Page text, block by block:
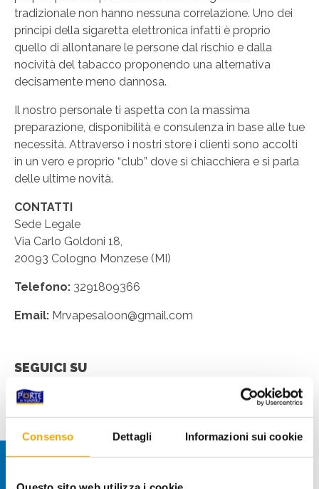
Consenso Dettagli Informazioni sui cookie
tradizionale non hanno nessuna correlazione. Uno dei
principi della sigaretta elettronica infatti è proprio
quello di allontanare le persone dal rischio e dalla
nocività del tabacco proponendo una alternativa
decisamente meno dannosa.
Il nostro personale ti aspetta con la massima
preparazione, disponibilità e consulenza in base alle tue
necessità. Attraverso i nostri store i clienti sono accolti
in un vero e proprio “club” dove si chiacchiera e si parla
delle ultime novità.
CONTATTI
Sede Legale
Via Carlo Goldoni 18,
20093 Cologno Monzese (MI)
Telefono: 3291809366
Email: Mrvapesaloon@gmail.com
SEGUICI SU